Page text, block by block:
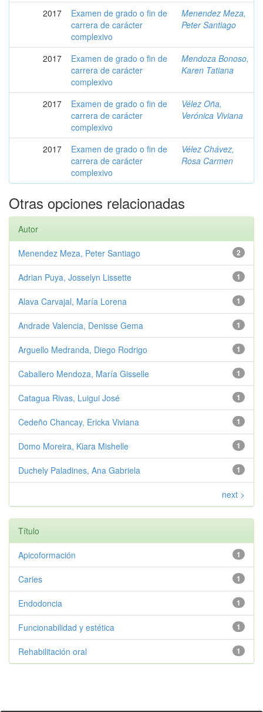
2017
Examen de grado o fin de
carrera de carácter
complexivo
Menendez Meza,
Peter Santiago
2017
Examen de grado o fin de
carrera de carácter
complexivo
Mendoza Bonoso,
Karen Tatiana
2017
Examen de grado o fin de
carrera de carácter
complexivo
Vélez Oña,
Verónica Viviana
2017
Examen de grado o fin de
carrera de carácter
complexivo
Vélez Chávez,
Rosa Carmen
Otras opciones relacionadas
Autor
2
Menendez Meza, Peter Santiago
1
Adrian Puya, Josselyn Lissette
1
Alava Carvajal, María Lorena
1
Andrade Valencia, Denisse Gema
1
Arguello Medranda, Diego Rodrigo
1
Caballero Mendoza, María Gisselle
1
Catagua Rivas, Luigui José
1
Cedeño Chancay, Ericka Viviana
1
Domo Moreira, Kiara Mishelle
1
Duchely Paladines, Ana Gabriela
next >
Título
1
Apicoformación
1
Caries
1
Endodoncia
1
Funcionabilidad y estética
1
Rehabilitación oral